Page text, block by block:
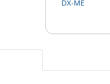
DX-ME